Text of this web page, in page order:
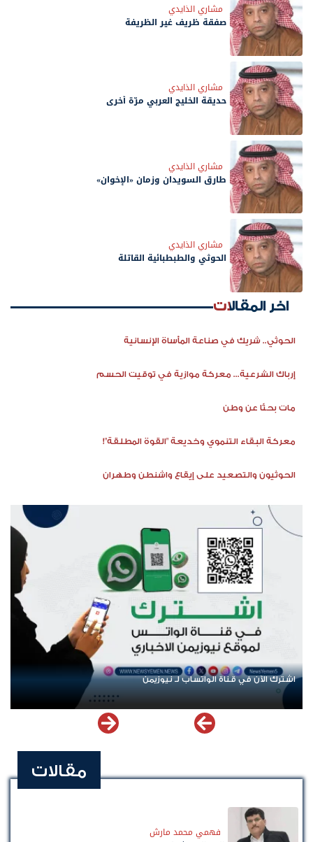
مشاري الذايدي
صفقة ظريف غير الظريفة
مشاري الذايدي
حديقة الخليج العربي مرّة أخرى
مشاري الذايدي
طارق السويدان وزمان «الإخوان»
مشاري الذايدي
الحوثي والطبطبائية القاتلة
اخر المقالات
الحوثي.. شريك في صناعة المأساة الإنسانية
إرباك الشرعية... معركة موازية في توقيت الحسم
مات بحثًا عن وطن
معركة البقاء التنموي وخديعة "القوة المطلقة"!
الحوثيون والتصعيد على إيقاع واشنطن وطهران
اشترك الآن في قناة الواتساب لـ نيوزيمن
مقالات
فهمي محمد مارش